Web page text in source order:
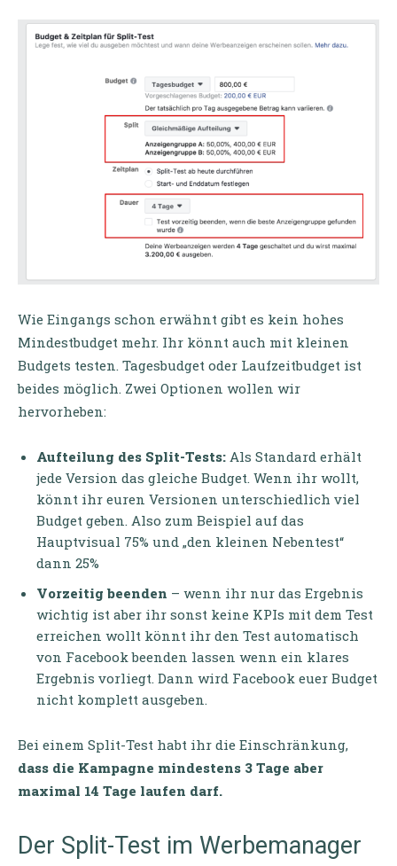
Wie Eingangs schon erwähnt gibt es kein hohes
Mindestbudget mehr. Ihr könnt auch mit kleinen
Budgets testen. Tagesbudget oder Laufzeitbudget ist
beides möglich. Zwei Optionen wollen wir
hervorheben:
Aufteilung des Split-Tests: Als Standard erhält
jede Version das gleiche Budget. Wenn ihr wollt,
könnt ihr euren Versionen unterschiedlich viel
Budget geben. Also zum Beispiel auf das
Hauptvisual 75% und „den kleinen Nebentest“
dann 25%
Vorzeitig beenden – wenn ihr nur das Ergebnis
wichtig ist aber ihr sonst keine KPIs mit dem Test
erreichen wollt könnt ihr den Test automatisch
von Facebook beenden lassen wenn ein klares
Ergebnis vorliegt. Dann wird Facebook euer Budget
nicht komplett ausgeben.
Bei einem Split-Test habt ihr die Einschränkung,
dass die Kampagne mindestens 3 Tage aber
maximal 14 Tage laufen darf.
Der Split-Test im Werbemanager